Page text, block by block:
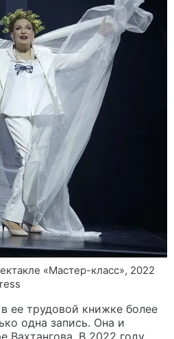
«Мастер-класс», 2022
ее трудовой книжке более
одна запись. Она и
Вахтангова. В 2022 году